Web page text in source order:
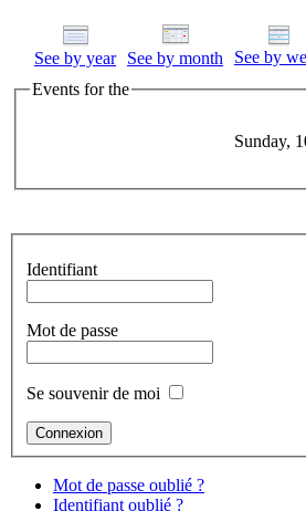
See by year See by month See by
Events for the
Sunday,
Identifiant
Mot de passe
Se souvenir de moi
Mot de passe oublié ?
Identifiant oublié ?